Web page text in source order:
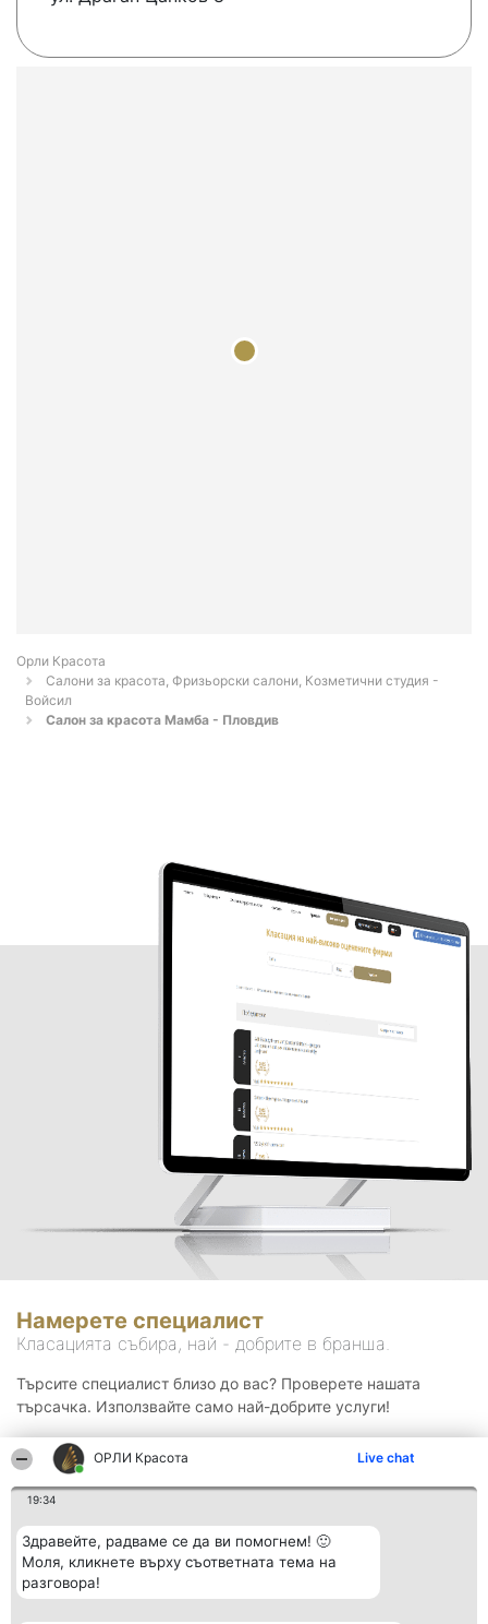
ОРЛИ Красота Live chat
19:34
Здравейте, радваме се да ви помогнем! 🙂
Моля, кликнете върху съответната тема на
разговора!
Орли Красота
Салони за красота, Фризьорски салони, Козметични студия -
Войсил
Салон за красота Мамба - Пловдив
Намерете специалист
Класацията събира, най - добрите в бранша.
Търсите специалист близо до вас? Проверете нашата
търсачка. Използвайте само най-добрите услуги!